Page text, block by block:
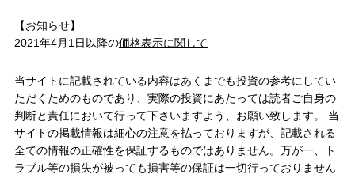
【お知らせ】
2021年4月1日以降の価格表示に関して
当サイトに記載されている内容はあくまでも投資の参考にしてい
ただくためのものであり、実際の投資にあたっては読者ご自身の
判断と責任において行って下さいますよう、お願い致します。 当
サイトの掲載情報は細心の注意を払っておりますが、記載される
全ての情報の正確性を保証するものではありません。万が一、ト
ラブル等の損失が被っても損害等の保証は一切行っておりません